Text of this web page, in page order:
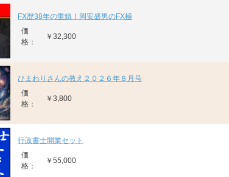
FX歴38年の重鎮！岡安盛男のFX極
価
格：
￥32,300
ひまわりさんの教え２０２６年８月号
価
格：
￥3,800
行政書士開業セット
価
格：
￥55,000